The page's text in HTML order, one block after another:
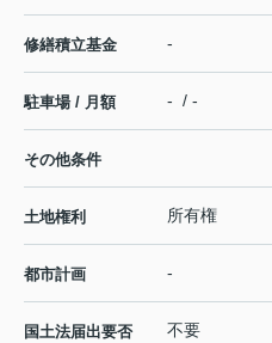
修繕積立基金 -
駐車場 / 月額 - / -
その他条件
土地権利 所有権
都市計画 -
国土法届出要否 不要